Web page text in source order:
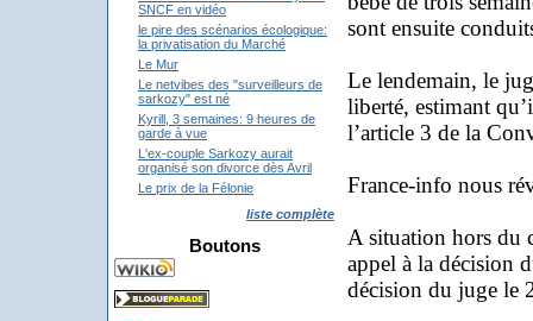
SNCF en vidéo
le pire des scénarios écologique:
la privatisation du Marché
Le Mur
Le netvibes des "surveilleurs de
sarkozy" est né
Kyrill, 3 semaines: 9 heures de
garde à vue
L'ex-couple Sarkozy aurait
organisé son divorce dès Avril
Le prix de la Félonie
liste complète
Boutons
sont ensuite
Le lendemain, le
liberté, estimant
l’article 3 de la
France-info nous
A situation hors du
appel à la décision
décision du juge le